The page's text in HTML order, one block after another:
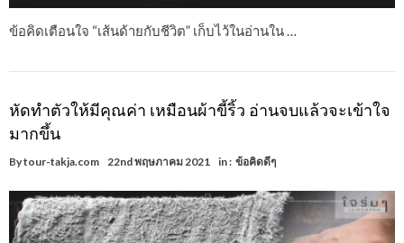
ข้อคิดเตือนใจ “เส้นด้ายกับชีวิต” เก็บไว้ในอ่านใน …
หัดทำตัวให้มีคุณค่า เหมือนผ้าขี้ริ้ว อ่านจบแล้วจะเข้าใจ
มากขึ้น
Bytour-takja.com 22nd พฤษภาคม 2021 in : ข้อคิดดีๆ